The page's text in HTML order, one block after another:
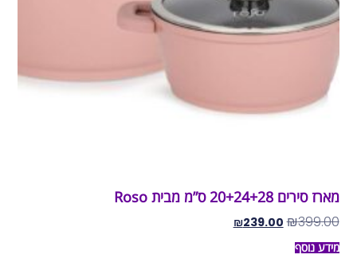
מארז סירים 20+24+28 ס”מ מבית Roso
₪399.00
₪239.00
מידע נוסף